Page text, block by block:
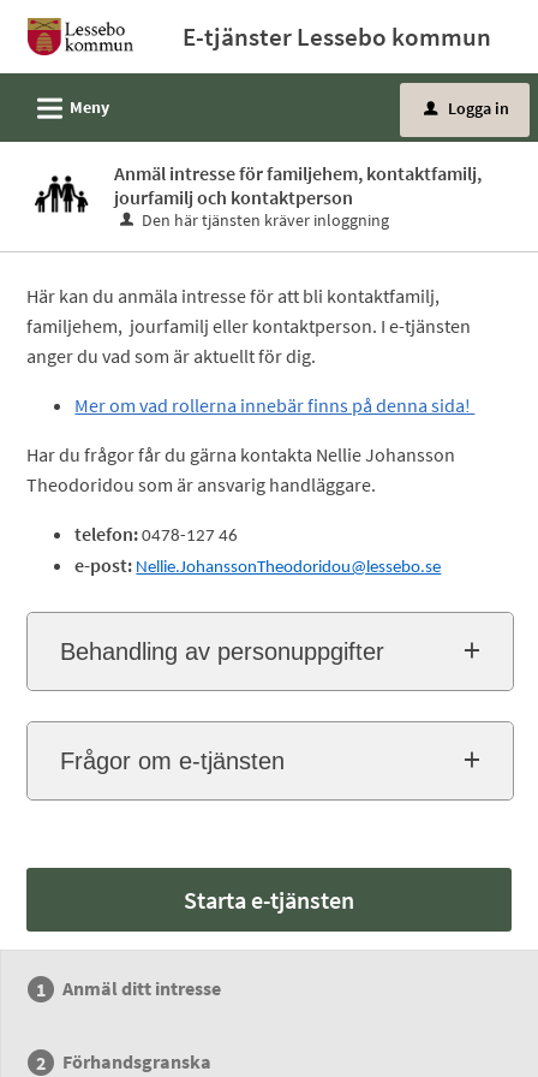
Välkommen
e-
tjänster
-
Lessebo
kommun
E-tjänster Lessebo kommun
L Meny u Logga in
Anmäl intresse för familjehem, kontaktfamilj,
jourfamilj och kontaktperson
Den här tjänsten kräver inloggning
Här kan du anmäla intresse för att bli kontaktfamilj,
familjehem, jourfamilj eller kontaktperson. I e-tjänsten
anger du vad som är aktuellt för dig.
Mer om vad rollerna innebär finns på denna sida!
Har du frågor får du gärna kontakta Nellie Johansson
Theodoridou som är ansvarig handläggare.
telefon:0478-127 46
e-post: Nellie.JohanssonTheodoridou@lessebo.se
Behandling av personuppgifter
Frågor om e-tjänsten
Starta e-tjänsten
Anmäl ditt intresse
Förhandsgranska